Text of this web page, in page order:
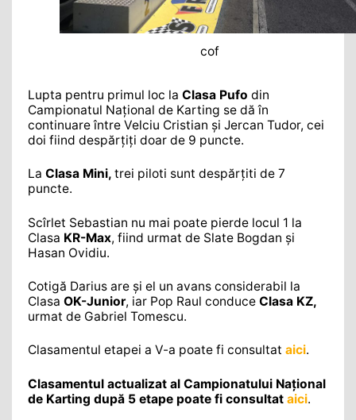
cof
Lupta pentru primul loc la Clasa Pufo din
Campionatul Naţional de Karting se dă în
continuare între Velciu Cristian şi Jercan Tudor, cei
doi fiind despărţiţi doar de 9 puncte.
La Clasa Mini, trei piloti sunt despărţiti de 7
puncte.
Scîrlet Sebastian nu mai poate pierde locul 1 la
Clasa KR-Max, fiind urmat de Slate Bogdan şi
Hasan Ovidiu.
Cotigă Darius are şi el un avans considerabil la
Clasa OK-Junior, iar Pop Raul conduce Clasa KZ,
urmat de Gabriel Tomescu.
Clasamentul etapei a V-a poate fi consultat aici.
Clasamentul actualizat al Campionatului Naţional
de Karting după 5 etape poate fi consultat aici.